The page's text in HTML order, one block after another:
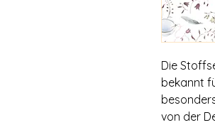
Die
bekannt
von der